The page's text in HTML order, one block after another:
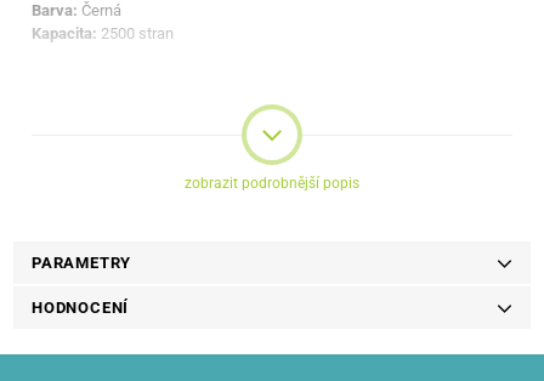
Barva: Černá
Kapacita: 2500 stran
zobrazit podrobnější popis
PARAMETRY
HODNOCENÍ